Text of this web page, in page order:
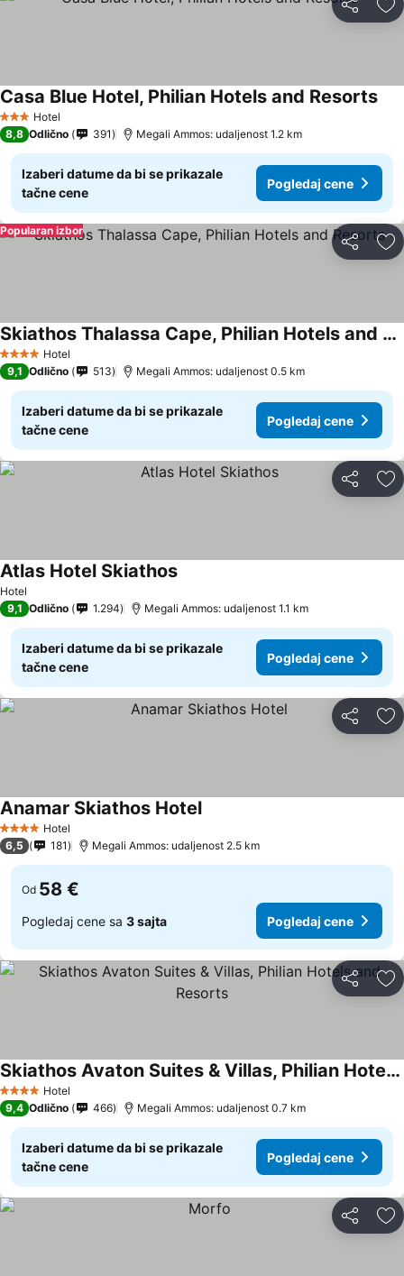
Deli
3 Zvezdice
Hotel
Casa Blue Hotel, Philian Hotels and Resorts
8,8 Odlično 391 Megali Ammos: udaljenost 1.2 km
Izaberi datume da bi se prikazale
tačne cene
Pogledaj cene
Deli
Popularan izbor
4 ZvezdiceHotel
Skiathos Thalassa Cape, Philian Hotels and Resorts
9,1 Odlično 513 Megali Ammos: udaljenost 0.5 km
Izaberi datume da bi se prikazale
tačne cene
Pogledaj cene
Deli
Hotel
Atlas Hotel Skiathos
9,1 Odlično 1.294 Megali Ammos: udaljenost 1.1 km
Izaberi datume da bi se prikazale
tačne cene
Pogledaj cene
Deli
4 ZvezdiceHotel
Anamar Skiathos Hotel
6,5 181 Megali Ammos: udaljenost 2.5 km
Od 58 €
Pogledaj cene sa 3 sajta Pogledaj cene
Deli
4 ZvezdiceHotel
Skiathos Avaton Suites & Villas, Philian Hotels and Resorts
9,4 Odlično 466 Megali Ammos: udaljenost 0.7 km
Izaberi datume da bi se prikazale
tačne cene
Pogledaj cene
Deli